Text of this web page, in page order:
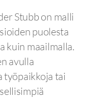
Stubb on malli
puolesta
kuin maailmalla.
avulla
työpaikkoja tai